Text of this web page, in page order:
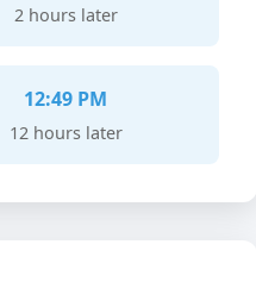
2 hours later
12:49 PM
12 hours later